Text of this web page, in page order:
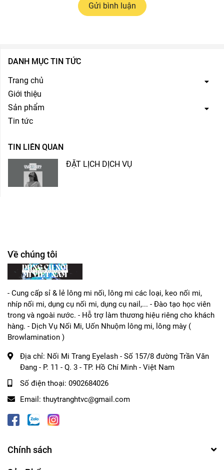
Gửi bình luận
DANH MỤC TIN TỨC
Trang chủ
Giới thiệu
Sản phẩm
Tin tức
TIN LIÊN QUAN
ĐẶT LỊCH DỊCH VỤ
Về chúng tôi
- Cung cấp sỉ & lẻ lông mi nối, lông mi các loại, keo nối mi,
nhíp nối mi, dụng cụ nối mi, dụng cụ nail,... - Đào tạo học viên
trong và ngoài nước. - Hỗ trợ làm thương hiệu riêng cho khách
hàng. - Dịch Vụ Nối Mi, Uốn Nhuộm lông mi, lông mày (
Browlamination )
Địa chỉ: Nối Mi Trang Eyelash - Số 157/8 đường Trần Văn
Đang - P. 11 - Q. 3 - TP. Hồ Chí Minh - Việt Nam
Số điện thoại: 0902684026
Email: thuytranghtvc@gmail.com
Chính sách